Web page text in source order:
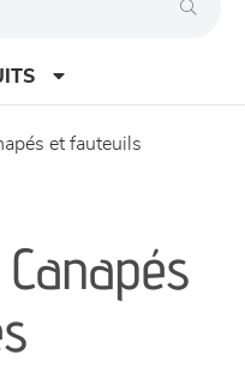
et fauteuils